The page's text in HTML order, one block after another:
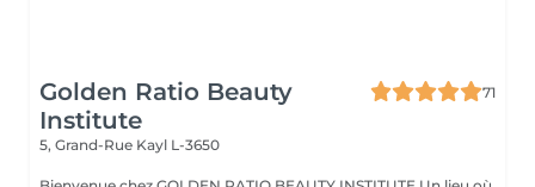
Golden Ratio Beauty
Institute
71
5, Grand-Rue Kayl L-3650